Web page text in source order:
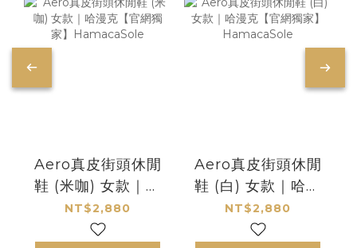
Aero真皮街頭休閒
鞋 (米咖) 女款｜哈
漫克【官網獨家】
HamacaSole
NT$2,880
Aero真皮街頭休閒
鞋 (白) 女款｜哈漫
克【官網獨家】
HamacaSole
NT$2,880